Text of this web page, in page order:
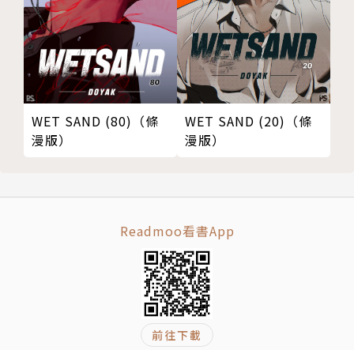
WET SAND (80)（條
漫版）
WET SAND (20)（條
漫版）
Readmoo看書App
前往下載